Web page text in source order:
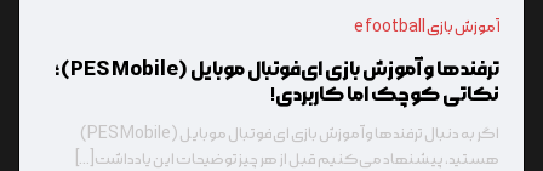
آموزش بازی e football
ترفندها و آموزش بازی ای‌فوتبال موبایل (PES Mobile)؛
نکاتی کوچک اما کاربردی!
اگر به دنبال ترفندها و آموزش بازی ای‌فوتبال موبایل (PES Mobile)
هستید، پیشنهاد می‌کنیم قبل از هر چیز توضیحات این یادداشت[...]